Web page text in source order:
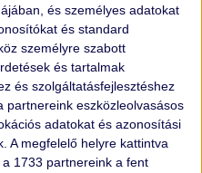
és személyes adatokat
és standard
személyre szabott
és tartalmak
és szolgáltatásfejlesztéshez
partnereink eszközleolvasásos
adatokat és azonosítási
A megfelelő helyre kattintva
1733 partnereink a fent